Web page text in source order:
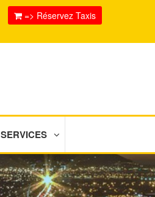
=> Réservez Taxis
SERVICES